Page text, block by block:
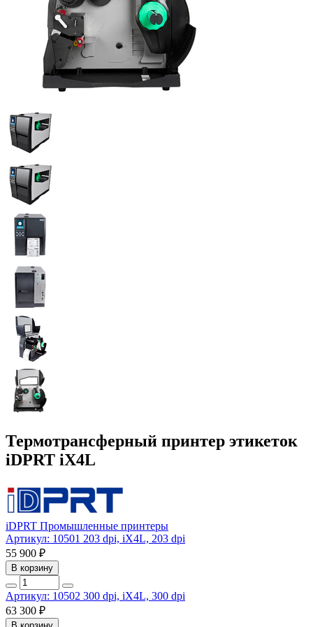
Термотрансферный принтер этикеток
iDPRT iX4L
iDPRT Промышленные принтеры
Артикул: 10501 203 dpi, iX4L, 203 dpi
55 900 ₽
В корзину
Артикул: 10502 300 dpi, iX4L, 300 dpi
63 300 ₽